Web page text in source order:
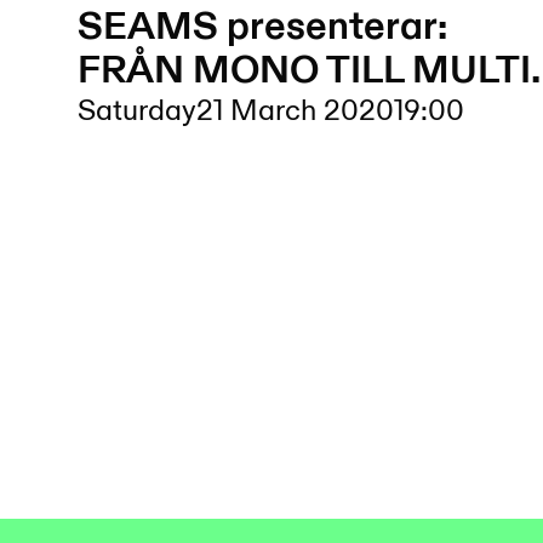
SEAMS presenterar:
FRÅN MONO TILL MULTI.
Saturday21 March 202019:00